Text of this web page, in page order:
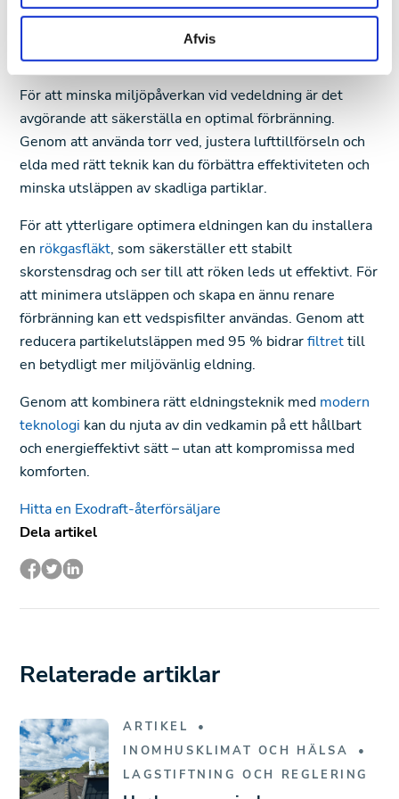
Afvis
Så eldar du effektivt och
miljövänligt
För att minska miljöpåverkan vid vedeldning är det
avgörande att säkerställa en optimal förbränning.
Genom att använda torr ved, justera lufttillförseln och
elda med rätt teknik kan du förbättra effektiviteten och
minska utsläppen av skadliga partiklar.
För att ytterligare optimera eldningen kan du installera
en rökgasfläkt, som säkerställer ett stabilt
skorstensdrag och ser till att röken leds ut effektivt. För
att minimera utsläppen och skapa en ännu renare
förbränning kan ett vedspisfilter användas. Genom att
reducera partikelutsläppen med 95 % bidrarfiltrettill
en betydligt mer miljövänlig eldning.
Genom att kombinera rätt eldningsteknik med modern
teknologi kan du njuta av din vedkamin på ett hållbart
och energieffektivt sätt – utan att kompromissa med
komforten.
Hitta en Exodraft-återförsäljare
Dela artikel
Relaterade artiklar
ARTIKEL
INOMHUSKLIMAT OCH HÄLSA
LAGSTIFTNING OCH REGLERING